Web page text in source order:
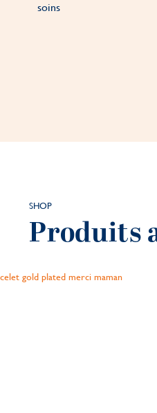
soins
SHOP
Produits